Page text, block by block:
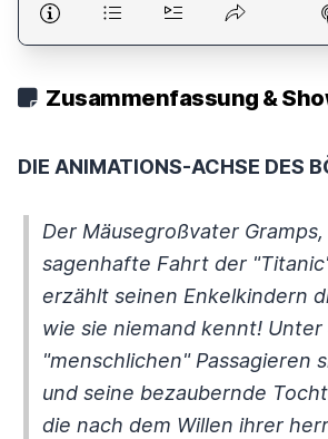
Zusammenfassung &
DIE ANIMATIONS-ACHSE DES
Der Mäusegroßvater
sagenhafte Fahrt der
erzählt seinen Enkelkindern
wie sie niemand kennt! Unter
"menschlichen" Passagieren
und seine bezaubernde
die nach dem Willen ihrer